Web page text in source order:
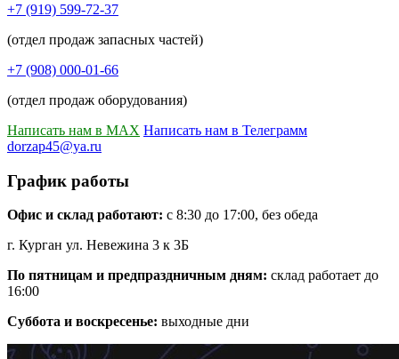
+7 (919) 599-72-37
(отдел продаж запасных частей)
+7 (908) 000-01-66
(отдел продаж оборудования)
Написать нам в MAX Написать нам в Телеграмм
dorzap45@ya.ru
График работы
Офис и склад работают: с 8:30 до 17:00, без обеда
г. Курган ул. Невежина 3 к 3Б
По пятницам и предпраздничным дням: склад работает до
16:00
Суббота и воскресенье: выходные дни